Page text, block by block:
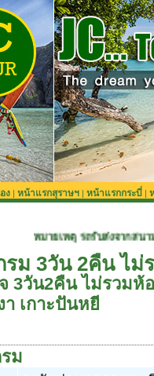
ง | หน้าแรกสุราษฯ | หน้าแรกกระบี่ |
ตุ รถรับส่งจากสนามบินภูเก็ต
รม 3วัน 2คืน ไม่
3วัน2คืน ไม่รวมห้
า เกาะปันหยี
ม